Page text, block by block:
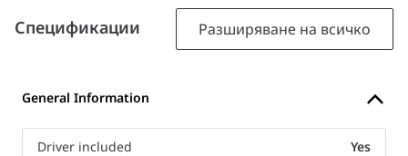
Спецификации Разширяване на всичко
General Information
Driver included Yes